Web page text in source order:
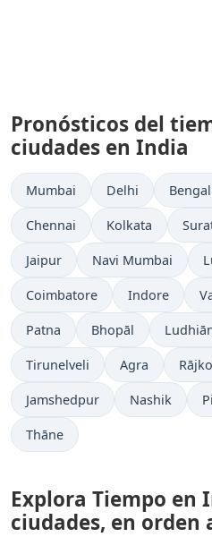
Pronósticos del
ciudades en India
Mumbai Delhi
Chennai Kolkata
Jaipur Navi Mumbai
Coimbatore Indore
Patna Bhopāl
Tirunelveli Agra
Jamshedpur Nashik
Thāne
Explora Tiempo en
ciudades, en orden